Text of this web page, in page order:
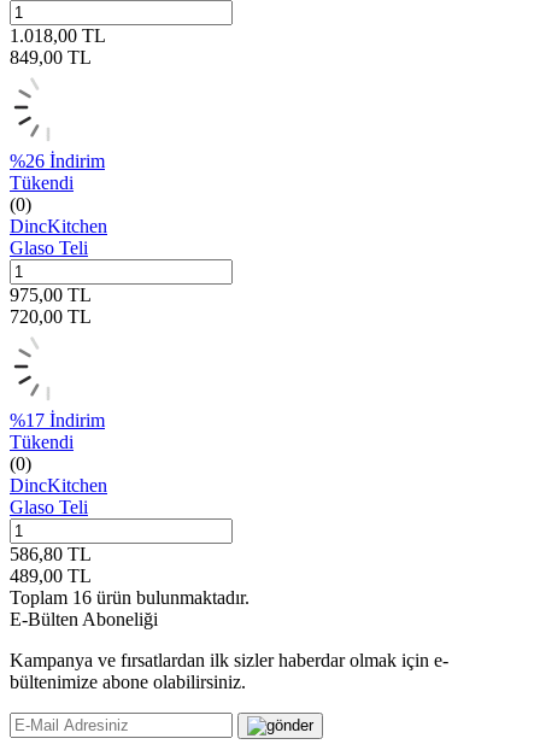
1.018,00 TL
849,00 TL
%26 İndirim
Tükendi
(0)
DincKitchen
Glaso Teli
975,00 TL
720,00 TL
%17 İndirim
Tükendi
(0)
DincKitchen
Glaso Teli
586,80 TL
489,00 TL
Toplam 16 ürün bulunmaktadır.
E-Bülten Aboneliği
Kampanya ve fırsatlardan ilk sizler haberdar olmak için e-
bültenimize abone olabilirsiniz.